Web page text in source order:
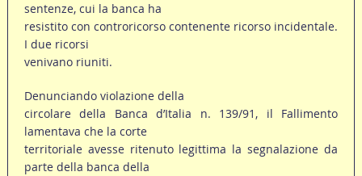
sentenze, cui la banca ha
resistito con controricorso contenente ricorso incidentale.
I due ricorsi
venivano riuniti.
Denunciando violazione della
circolare della Banca d’Italia n. 139/91, il Fallimento
lamentava che la corte
territoriale avesse ritenuto legittima la segnalazione da
parte della banca della